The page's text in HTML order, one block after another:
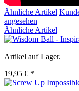
Ähnliche Artikel
angesehen
Ähnliche Artikel
Artikel auf Lager.
19,95 € *